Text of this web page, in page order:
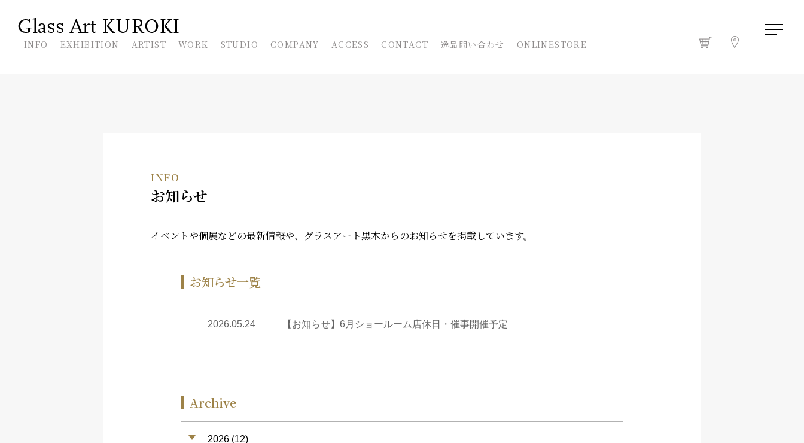
INFO EXHIBITION ARTIST WORK STUDIO COMPANY ACCESS CONTACT 逸品問い合わせ ONLINESTORE
INFO
お知らせ
イベントや個展などの最新情報や、グラスアート黒木からのお知らせを掲載しています。
お知らせ一覧
2026.05.24 【お知らせ】6月ショールーム店休日・催事開催予定
Archive
2026 (12)